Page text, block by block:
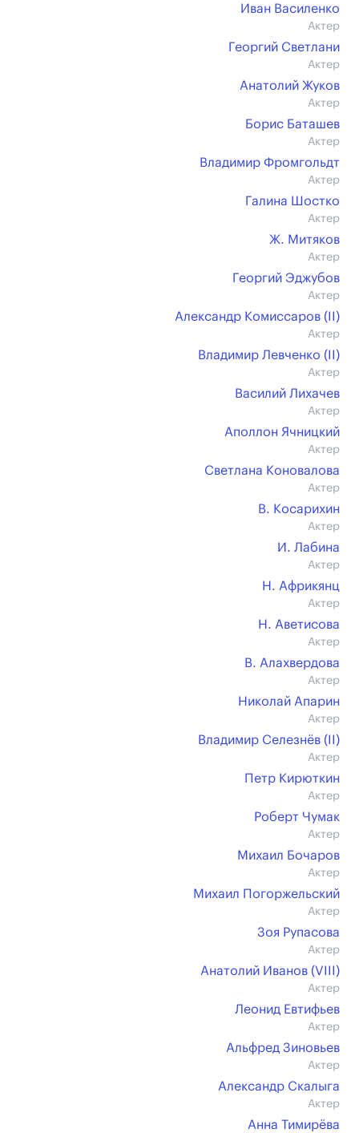
Иван Василенко
Актер
Георгий Светлани
Актер
Анатолий Жуков
Актер
Борис Баташев
Актер
Владимир Фромгольдт
Актер
Галина Шостко
Актер
Ж. Митяков
Актер
Георгий Эджубов
Актер
Александр Комиссаров (II)
Актер
Владимир Левченко (II)
Актер
Василий Лихачев
Актер
Аполлон Ячницкий
Актер
Светлана Коновалова
Актер
В. Косарихин
Актер
И. Лабина
Актер
Н. Африкянц
Актер
Н. Аветисова
Актер
В. Алахвердова
Актер
Николай Апарин
Актер
Владимир Селезнёв (II)
Актер
Петр Кирюткин
Актер
Роберт Чумак
Актер
Михаил Бочаров
Актер
Михаил Погоржельский
Актер
Зоя Рупасова
Актер
Анатолий Иванов (VIII)
Актер
Леонид Евтифьев
Актер
Альфред Зиновьев
Актер
Александр Скалыга
Актер
Анна Тимирёва